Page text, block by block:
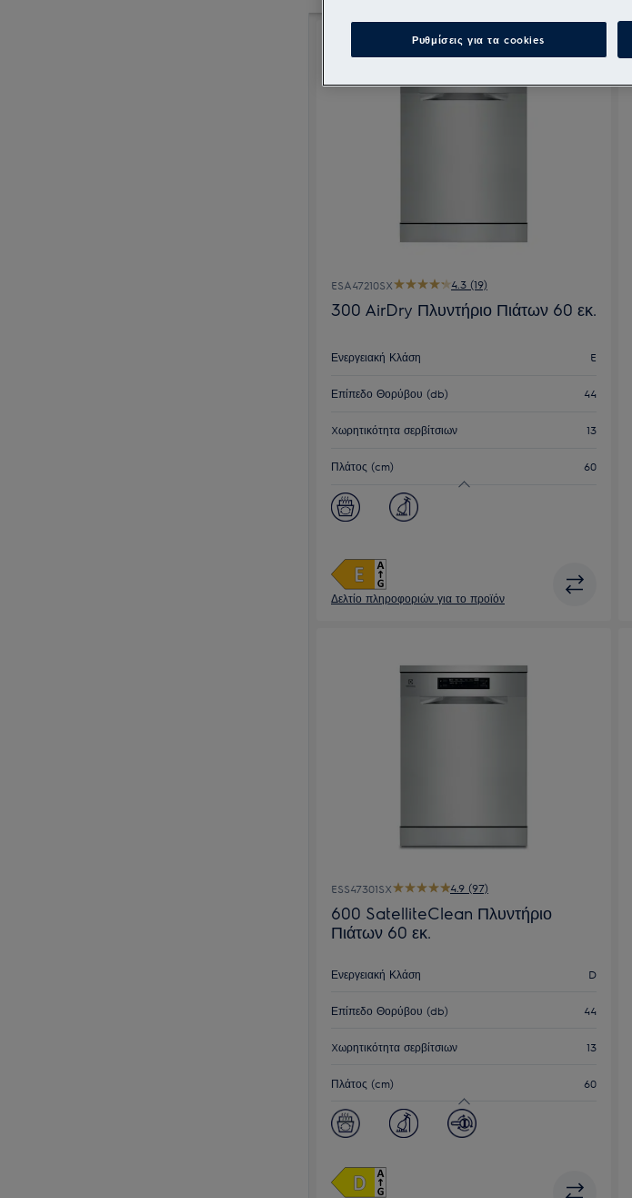
ESA47210SX 4.3 (19)
300 AirDry Πλυντήριο Πιάτων 60 εκ.
Ενεργειακή Κλάση E
Επίπεδο Θορύβου (db) 44
Xωρητικότητα σερβίτσιων 13
Πλάτος (cm) 60
Δελτίο πληροφοριών για το προϊόν
ESS47301SX 4.9 (97)
600 SatelliteClean Πλυντήριο
Πιάτων 60 εκ.
Ενεργειακή Κλάση D
Επίπεδο Θορύβου (db) 44
Xωρητικότητα σερβίτσιων 13
Πλάτος (cm) 60
Ρυθμίσεις για τα cookies